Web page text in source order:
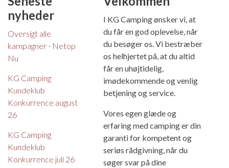
nyheder
Oversigt alle
kampagner - Netop
Nu
KG Camping
Kundeklub
Konkurrence august
26
KG Camping
Kundeklub
Konkurrence juli 26
I KG Camping ønsker vi, at
du får en god oplevelse, når
du besøger os. Vi bestræber
os helhjertet på, at du altid
får en uhøjtidelig,
imødekommende og venlig
betjening og service.
Vores egen glæde og
erfaring med camping er din
garanti for kompetent og
seriøs rådgivning, når du
søger svar på dine